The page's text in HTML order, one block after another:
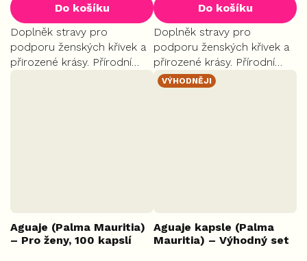
Do košíku
Doplněk stravy pro
podporu ženských křivek a
přirozené krásy. Přírodní
cesta k hormonální
Do košíku
Doplněk stravy pro
podporu ženských křivek a
přirozené krásy. Přírodní
cesta k hormonální
rovnováze. Ideální volba pro
Aguaje (Palma Mauritia)
– Pro ženy, 100 kapslí
VÝHODNĚJI
Aguaje kapsle (Palma
Mauritia) – Výhodný set